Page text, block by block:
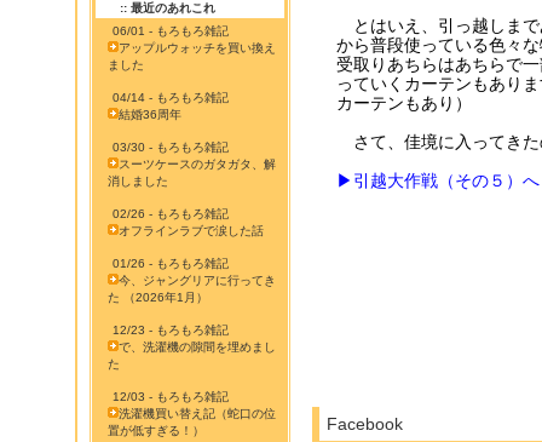
:: 最近のあれこれ
06/01 - もろもろ雑記
アップルウォッチを買い換え
ました
04/14 - もろもろ雑記
結婚36周年
03/30 - もろもろ雑記
スーツケースのガタガタ、解
消しました
02/26 - もろもろ雑記
オフラインラブで涙した話
01/26 - もろもろ雑記
今、ジャングリアに行ってき
た （2026年1月）
12/23 - もろもろ雑記
で、洗濯機の隙間を埋めまし
た
12/03 - もろもろ雑記
洗濯機買い替え記（蛇口の位
置が低すぎる！）
とはいえ、引っ越しま
から普段使っている色々
受取りあちらはあちらで
っていくカーテンもあり
カーテンもあり）
さて、佳境に入ってき
▶引越大作戦（その５）へ
Facebook